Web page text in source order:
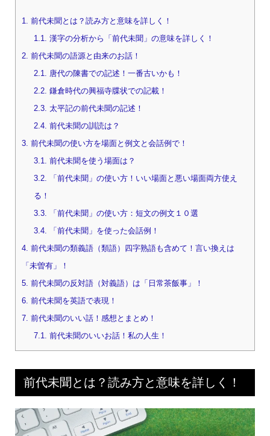
1. 前代未聞とは？読み方と意味を詳しく！
1.1. 漢字の分析から「前代未聞」の意味を詳しく！
2. 前代未聞の語源と由来のお話！
2.1. 唐代の陳書での記述！一番古いかも！
2.2. 鎌倉時代の興福寺牒状での記載！
2.3. 太平記の前代未聞の記述！
2.4. 前代未聞の訓読は？
3. 前代未聞の使い方を場面と例文と会話例で！
3.1. 前代未聞を使う場面は？
3.2. 「前代未聞」の使い方！いい場面と悪い場面両方使え
る！
3.3. 「前代未聞」の使い方：短文の例文１０選
3.4. 「前代未聞」を使った会話例！
4. 前代未聞の類義語（類語）四字熟語も含めて！言い換えは
「未曽有」！
5. 前代未聞の反対語（対義語）は「日常茶飯事」！
6. 前代未聞を英語で表現！
7. 前代未聞のいい話！感想とまとめ！
7.1. 前代未聞のいいお話！私の人生！
前代未聞とは？読み方と意味を詳しく！